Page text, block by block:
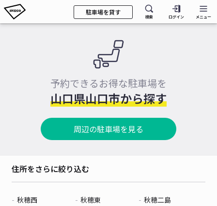
駐車場を貸す
検索 ログイン メニュー
予約できるお得な駐車場を
山口県山口市から探す
周辺の駐車場を見る
住所をさらに絞り込む
秋穂西 秋穂東 秋穂二島